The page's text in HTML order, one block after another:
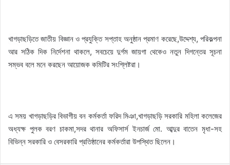
খাগড়াছড়িতে জাতীয় বিজ্ঞান ও প্রযুক্তি সপ্তাহ অনুষ্ঠান প্রমাণ করেছে,উদ্দেশ্য, পরিকল্পনা
আর সঠিক দিক নির্দেশনা থাকলে, সবচেয়ে দুর্গম জায়গা থেকেও নতুন দিগন্তের সূচনা
সম্ভব বলে মনে করছেন আয়োজক কমিটির সংশ্লিষ্টরা।
এ সময় খাগড়াছড়ির বিভাগীয় বন কর্মকর্তা ফরিদ মিঞা,খাগড়াছড়ি সরকারি মহিলা কলেজের
অধ্যক্ষ পুলক বরণ চাকমা,সদর থানার অফিসার্স ইনচার্জ মো. আব্দুর বাতেন মৃধা-সহ
বিভিন্ন সরকারি ও বেসরকারি প্রতিষ্ঠানের কর্মকর্তারা উপস্থিত ছিলেন।